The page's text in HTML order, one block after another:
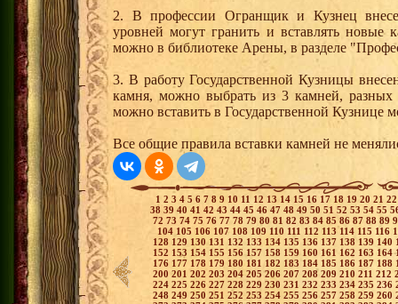
2. В профессии Огранщик и Кузнец
уровней могут гранить и вставлять новые
можно в библиотеке Арены, в разделе
3. В работу Государственной Кузницы
камня, можно выбрать из 3 камней,
можно вставить в Государственной Кузнице
Все общие правила вставки камней не
1 2 3 4 5 6 7 8 9 10 11 12 13 14 15 16 17 18 19 20 21
38 39 40 41 42 43 44 45 46 47 48 49 50 51 52 53 54 55
72 73 74 75 76 77 78 79 80 81 82 83 84 85 86 87 88 89
104 105 106 107 108 109 110 111 112 113114 115 116
128 129 130 131 132 133 134 135 136 137 138 139 140
152 153 154 155 156 157 158 159 160 161 162 163 164
176 177 178 179 180 181 182 183 184 185 186 187 188
200 201 202 203 204 205206 207 208 209 210 211 212
224 225 226 227 228 229 230 231 232 233 234 235 236
248 249 250 251 252 253 254 255 256 257 258 259 260